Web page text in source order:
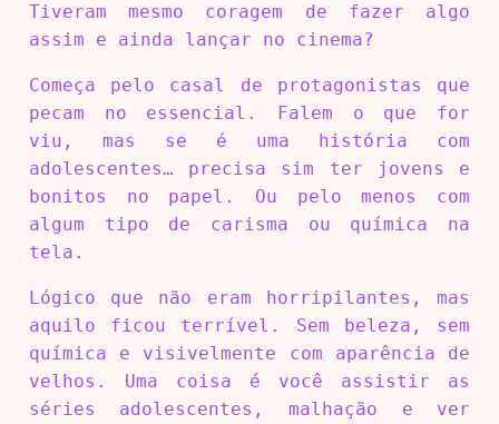
Tiveram mesmo coragem de fazer algo
assim e ainda lançar no cinema?
Começa pelo casal de protagonistas que
pecam no essencial. Falem o que for
viu, mas se é uma história com
adolescentes… precisa sim ter jovens e
bonitos no papel. Ou pelo menos com
algum tipo de carisma ou química na
tela.
Lógico que não eram horripilantes, mas
aquilo ficou terrível. Sem beleza, sem
química e visivelmente com aparência de
velhos. Uma coisa é você assistir as
séries adolescentes, malhação e ver